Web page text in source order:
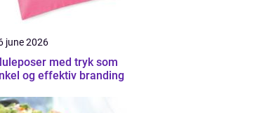
june 2026
med tryk som
og effektiv branding